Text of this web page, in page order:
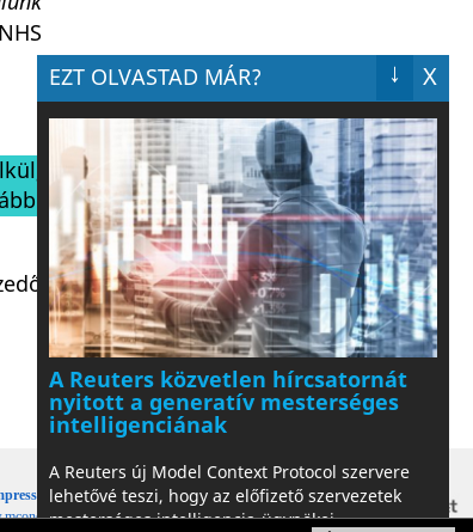
EZT OLVASTAD MÁR? X
↓
A Reuters közvetlen hírcsatornát
nyitott a generatív mesterséges
intelligenciának
A Reuters új Model Context Protocol szervere
lehetővé teszi, hogy az előfizető szervezetek
mesterséges intelligencia-ügynökei